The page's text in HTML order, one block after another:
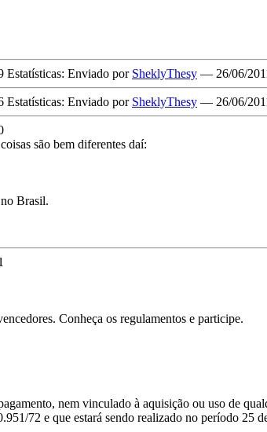
Estatísticas: Enviado por SheklyThesy — 26/06/
Estatísticas: Enviado por SheklyThesy — 26/06/
são bem diferentes daí:
Brasil.
Conheça os regulamentos e participe.
nem vinculado à aquisição ou uso de
72 e que estará sendo realizado no período 25